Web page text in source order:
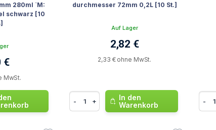
280ml `M:
schwarz [10
€
MwSt.
durchmesser 72mm 0,2L [10 St.]
Auf Lager
2,82 €
2,33 € ohne MwSt.
- +
In den
Warenkorb
-